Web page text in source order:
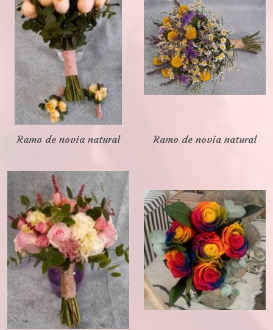
Ramo de novia natural Ramo de novia natural